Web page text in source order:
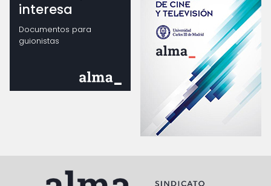
interesa
Documentos para
guionistas